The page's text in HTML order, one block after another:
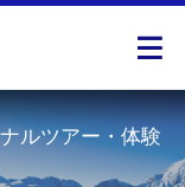
ルツアー・体験